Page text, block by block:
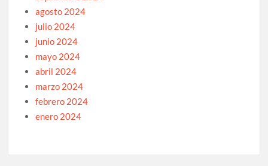
agosto 2024
julio 2024
junio 2024
mayo 2024
abril 2024
marzo 2024
febrero 2024
enero 2024